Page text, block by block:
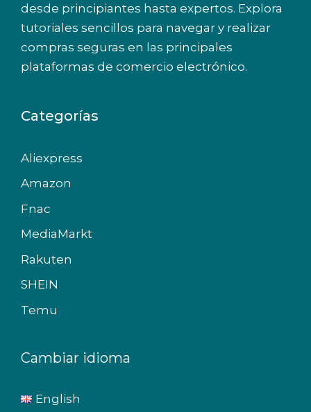
desde principiantes hasta expertos. Explora
tutoriales sencillos para navegar y realizar
compras seguras en las principales
plataformas de comercio electrónico.
Categorías
Aliexpress
Amazon
Fnac
MediaMarkt
Rakuten
SHEIN
Temu
Cambiar idioma
English